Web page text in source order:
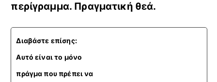
περίγραμμα. Πραγματική θεά.
Διαβάστε επίσης:
Αυτό είναι το μόνο
πράγμα που πρέπει να